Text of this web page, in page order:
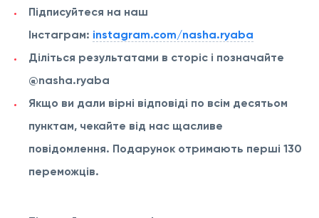
Підписуйтеся на наш
Інстаграм: instagram.com/nasha.ryaba
Діліться результатами в сторіс і позначайте
@nasha.ryaba
Якщо ви дали вірні відповіді по всім десятьом
пунктам, чекайте від нас щасливе
повідомлення. Подарунок отримають перші 130
переможців.